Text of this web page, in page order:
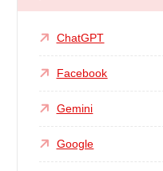
ChatGPT
Facebook
Gemini
Google